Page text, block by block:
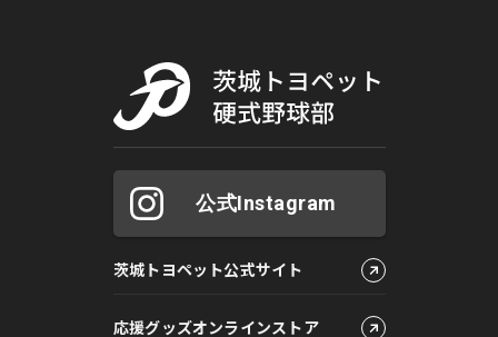
公式Instagram
茨城トヨペット公式サイト
応援グッズオンラインストア